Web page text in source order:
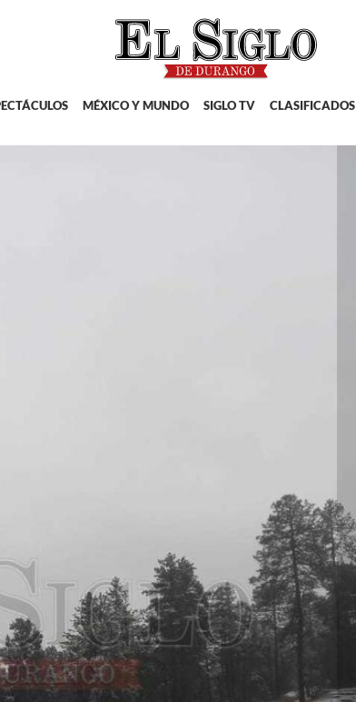
MÉXICO Y MUNDO SIGLO TV CLASIFICADOS